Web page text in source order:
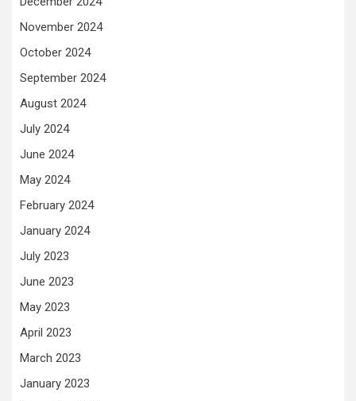
November 2024
October 2024
September 2024
August 2024
July 2024
June 2024
May 2024
February 2024
January 2024
July 2023
June 2023
May 2023
April 2023
March 2023
January 2023